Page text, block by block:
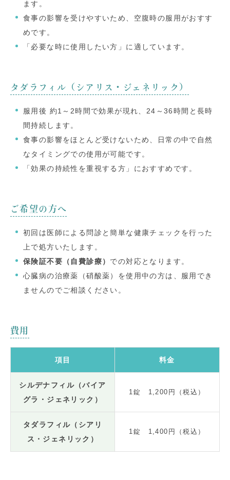
ます。
食事の影響を受けやすいため、空腹時の服用がおすす
めです。
「必要な時に使用したい方」に適しています。
タダラフィル（シアリス・ジェネリック）
服用後 約1～2時間で効果が現れ、24～36時間と長時
間持続します。
食事の影響をほとんど受けないため、日常の中で自然
なタイミングでの使用が可能です。
「効果の持続性を重視する方」におすすめです。
ご希望の方へ
初回は医師による問診と簡単な健康チェックを行った
上で処方いたします。
保険証不要（自費診療） での対応となります。
心臓病の治療薬（硝酸薬）を使用中の方は、服用でき
ませんのでご相談ください。
費用
項目 料金
シルデナフィル（バイア
グラ・ジェネリック）
1錠 1,200円（税込）
タダラフィル（シアリ
ス・ジェネリック）
1錠 1,400円（税込）